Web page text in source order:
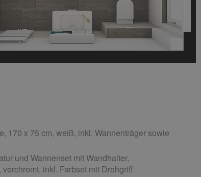
170 x 75 cm, weiß, inkl. Wannenträger sowie
und Wannenset mit Wandhalter,
inkl. Farbset mit Drehgriff